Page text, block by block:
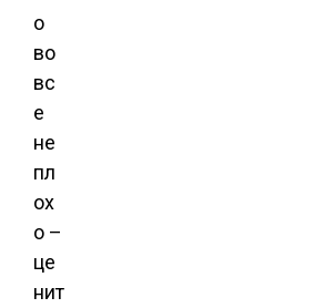
о
во
вс
е
не
пл
ох
о –
це
нит